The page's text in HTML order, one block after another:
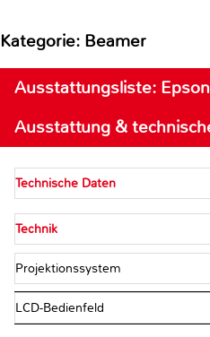
Kategorie: Beamer
Ausstattungsliste:
Ausstattung &
Technische Daten
Technik
Projektionssystem
LCD-Bedienfeld